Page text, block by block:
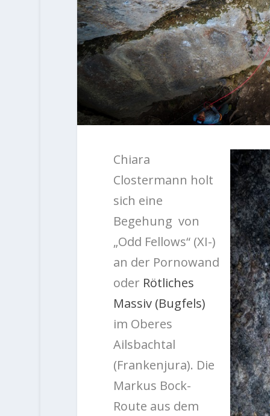
Chiara
Clostermann holt
sich eine
Begehung von
„Odd Fellows“ (XI-)
an der Pornowand
oder Rötliches
Massiv (Bugfels)
im Oberes
Ailsbachtal
(Frankenjura). Die
Markus Bock-
Route aus dem